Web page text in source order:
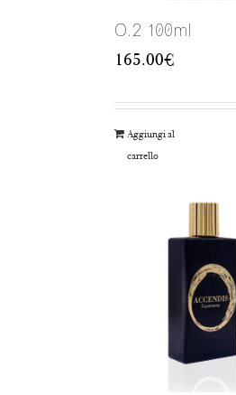
O.2 100ml
165.00€
Aggiungi al
carrello